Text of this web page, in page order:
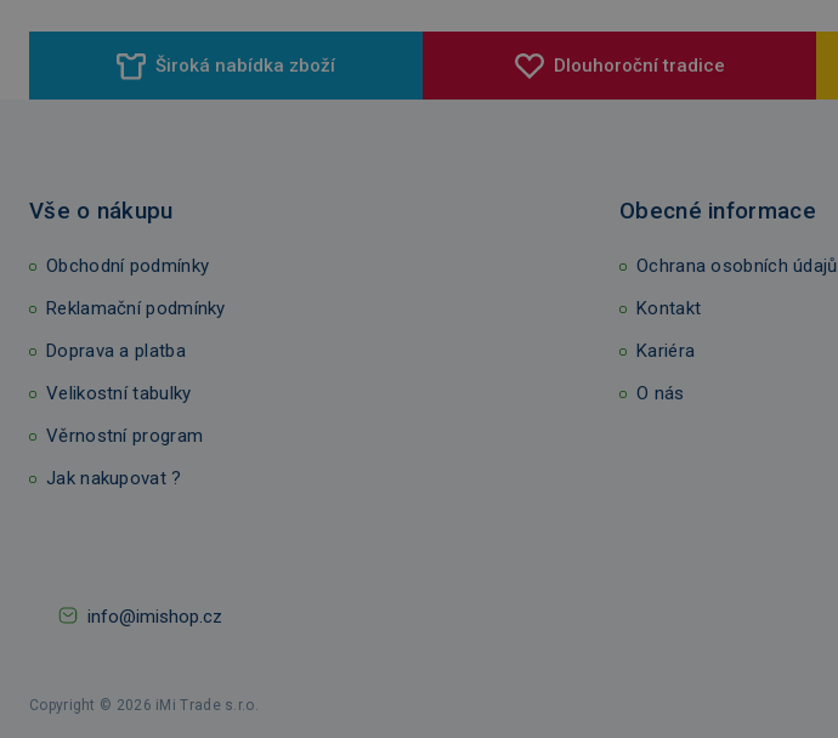
Široká nabídka zboží Dlouhoroční tradice
Vše o nákupu
Obchodní podmínky
Reklamační podmínky
Doprava a platba
Velikostní tabulky
Věrnostní program
Jak nakupovat ?
Obecné informace
Ochrana osobních údajů
Kontakt
Kariéra
O nás
info@imishop.cz
Copyright © 2026 iMi Trade s.r.o.